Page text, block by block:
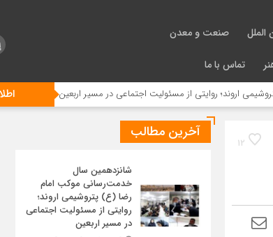
الملل صنعت و معدن
تماس با ما
روایتی از مسئولیت اجتماعی در مسیر اربعین خدمات رسانی موکب
12
آخرین مطالب
شانزدهمین سال
خدمت‌رسانی موکب امام
رضا (ع) پتروشیمی اروند؛
روایتی از مسئولیت اجتماعی
در مسیر اربعین